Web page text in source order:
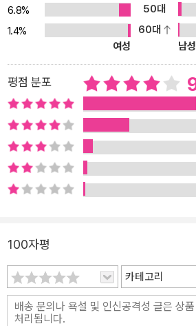
린 소설세계의 결정판이라 할 수 있다. 타국에서 자신이 있을 곳을 홀
로 마련해야 했던 한 아이를 다정히 보듬어
들에 대한 기억을 되살리고, 넓어진 시야로
의 그림자에서 벗어나보려는 진중한 발걸음 『눈부신 안부』의 책장을
펼치면 타인의 슬픔을 위로하기 위해 성실히
소녀를 만나게 된다. 그 소녀의 이름은 ‘이
발 사고로 친언니를 한순간에 잃고 너무 일
아버린 아이다. 엄마와 아빠는 언니를 잃은
못할 정도로 힘겨워하고, 여동생 ‘해나’는
났는지 모르는 듯 마냥 해맑아 보인다. 장녀
말로 엄마 아빠를 안심시키고 해나의 응석
다. 살아 있는 게 내가 아니라 언니였다면 언니는 틀림없이 엄마 아빠
를 기쁘게 해주었을 텐데. 그런 생각이 들
“좋아요.” 나는 한국에서 사람들이 수군거
나 낯선 나라로 가는 것이 싫었지만, 엄마
다. 다른 사람을 행복하게 해주기 위해서는
6.8%
50대
1.4%
60대
여성
남성
평점 분포
100자평
카테고리